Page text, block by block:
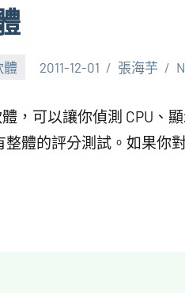
體 2011-12-01 張海芋
，可以讓你偵測 CPU、
體的評分測試。如果你